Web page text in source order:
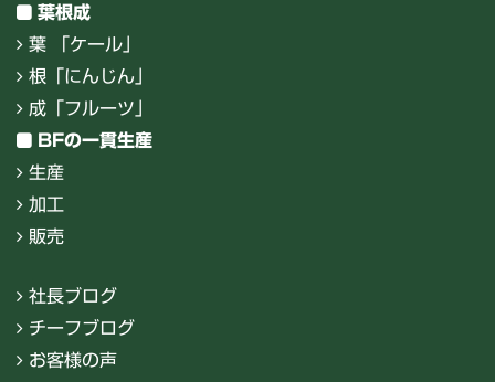
葉根成
葉 「ケール」
根「にんじん」
成「フルーツ」
BFの一貫生産
生産
加工
販売
社長ブログ
チーフブログ
お客様の声